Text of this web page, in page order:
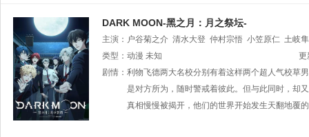
DARK MOON-黑之月：月之祭坛-
主演： 户谷菊之介 清水大登 仲村宗悟 小笠原仁 土岐
类型： 动漫 未知
更
剧情： 利物飞德两大名校分别有着这样两个超人气校草
是对方所为，随时警戒着彼此。但与此同时，却
真相慢慢被揭开，他们的世界开始发生天翻地覆